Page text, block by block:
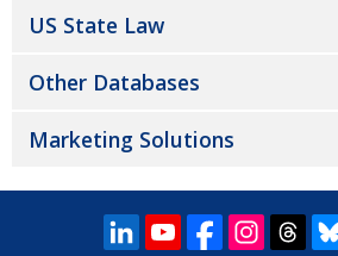
US State Law
Other Databases
Marketing Solutions